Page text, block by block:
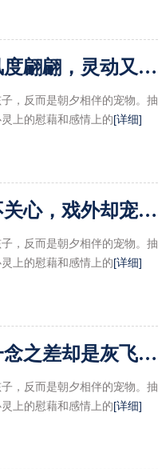
张碧晨晒艺术梦境大片！抹胸百褶长裙风度翩翩，灵动又不失高雅
，反而是朝夕相伴的宠物。抽
上的慰藉和感情上的[详细]
《人民的名义》吴刚：戏里对欧阳菁漠不关心，戏外却宠爱有加
，反而是朝夕相伴的宠物。抽
上的慰藉和感情上的[详细]
天外飞仙：香雪海想帮浩琪摆脱宿命，一念之差却是灰飞烟灭的下
，反而是朝夕相伴的宠物。抽
上的慰藉和感情上的[详细]